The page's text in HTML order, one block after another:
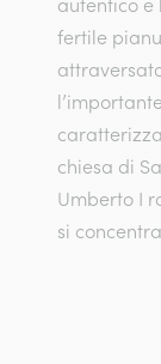
autentico e
fertile
chiesa di
Umberto I
si